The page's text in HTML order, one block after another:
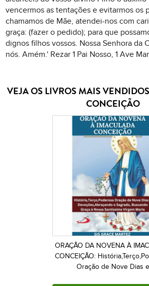
vencermos as tentações e evitarmos os
chamamos de Mãe, atendei-nos com
graça: (fazer o pedido); para que
dignos filhos vossos. Nossa Senhora da
nós. Amém.' Rezar 1 Pai Nosso, 1 Ave
VEJA OS LIVROS MAIS
CONCEIÇÃO
ORAÇÃO DA NOVENA À
CONCEIÇÃO:
Oração de Nove Dias e